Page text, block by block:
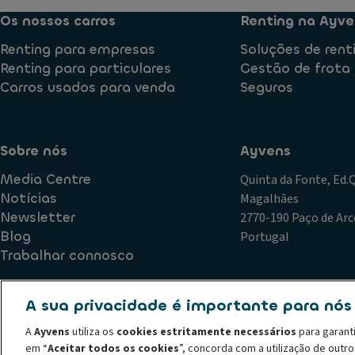
Os nossos carros
Renting para empresas
Renting para particulares
Carros usados para venda
Renting na
Soluções de
Gestão de frota
Seguros
Sobre nós
Media Centre
Notícias
Newsletter
Blog
Trabalhar connosco
Ayvens
Quinta da Fonte,
Magalhães
2770-190 Paço de
Portugal
Política de Qualidade Plano de Prevenção de Riscos de
Declaração de privacidade
Termos de utilização Política
Código de conduta
Canal de denúncias Política de
A sua privacidade é importante para nós
AAyvens utiliza os cookies estritamente necessários para
em “Aceitar todos os cookies”, concorda com a utilização de